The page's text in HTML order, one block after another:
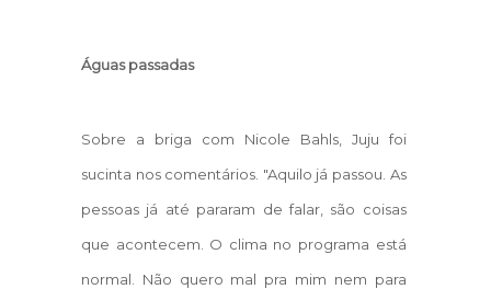
Águas passadas
Sobre a briga com Nicole Bahls, Juju foi
sucinta nos comentários. "Aquilo já passou. As
pessoas já até pararam de falar, são coisas
que acontecem. O clima no programa está
normal. Não quero mal pra mim nem para